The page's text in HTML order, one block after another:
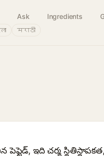
Ask Ingredients
मराठी
పెప్టైడ్, ఇది చర్మ